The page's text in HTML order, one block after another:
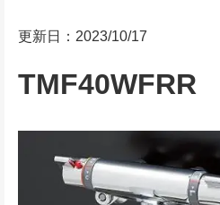
更新日：2023/10/17
TMF40WFRR